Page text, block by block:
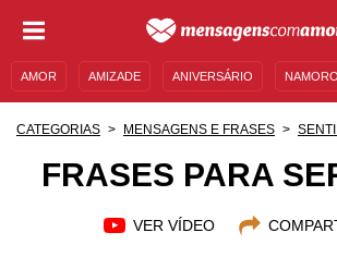
AMOR AMIZADE ANIVERSÁRIO NAMORO
CATEGORIAS MENSAGENS E FRASES
FRASES PARA
VER VÍDEO